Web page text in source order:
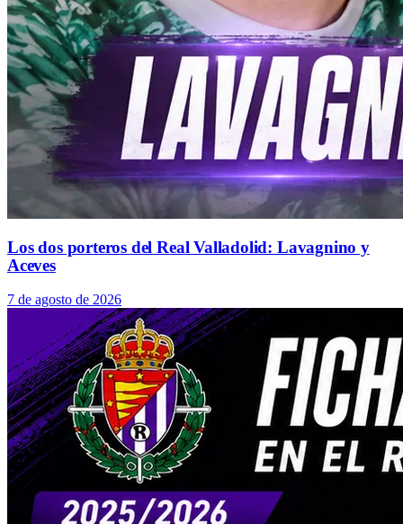
Los dos porteros del Real Valladolid: Lavagnino y
Aceves
7 de agosto de 2026